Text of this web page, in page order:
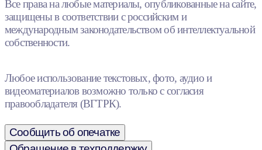
Все права на любые материалы, опубликованные на сайте,
защищены в соответствии с российским и
международным законодательством об интеллектуальной
собственности.
Любое использование текстовых, фото, аудио и
видеоматериалов возможно только с согласия
правообладателя (ВГТРК).
Сообщить об опечатке